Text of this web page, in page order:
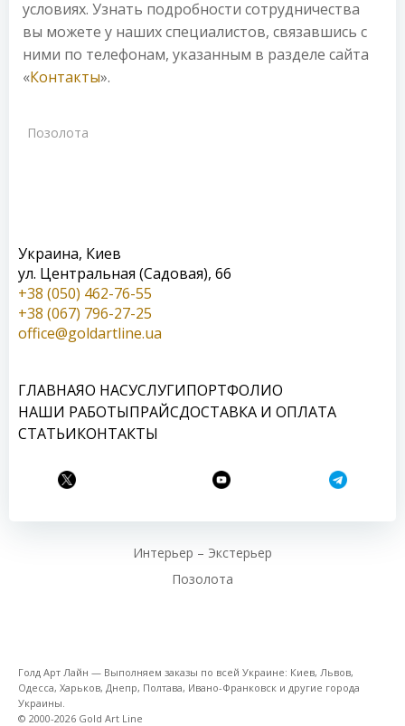
условиях. Узнать подробности сотрудничества
вы можете у наших специалистов, связавшись с
ними по телефонам, указанным в разделе сайта
«Контакты».
Позолота
Украина, Киев
ул. Центральная (Садовая), 66
+38 (050) 462-76-55
+38 (067) 796-27-25
office@goldartline.ua
ГЛАВНАЯО НАСУСЛУГИПОРТФОЛИО
НАШИ РАБОТЫПРАЙСДОСТАВКА И ОПЛАТА
СТАТЬИКОНТАКТЫ
Интерьер – Экстерьер
Позолота
Голд Арт Лайн — Выполняем заказы по всей Украине: Киев, Львов,
Одесса, Харьков, Днепр, Полтава, Ивано-Франковск и другие города
Украины.
© 2000-2026 Gold Art Line